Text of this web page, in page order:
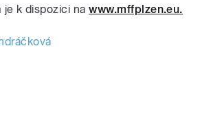
je k dispozici nawww.mffplzen.eu.